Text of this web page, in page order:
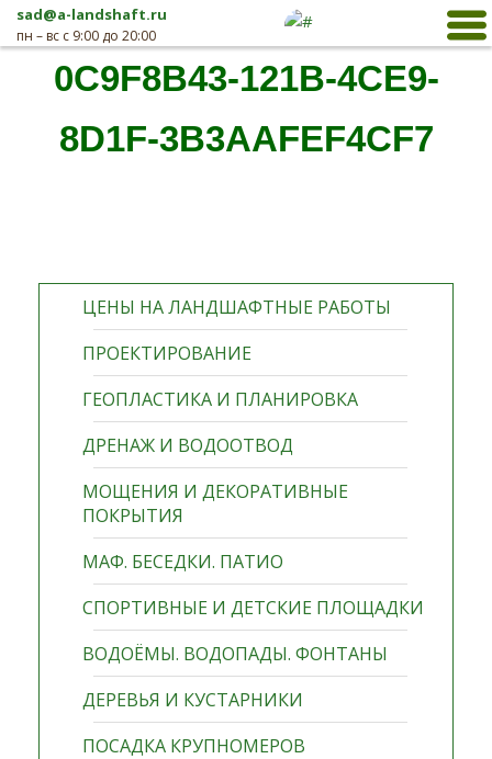
sad@a-landshaft.ru
пн – вс с 9:00 до 20:00
ЦЕНЫ НА ЛАНДШАФТНЫЕ РАБОТЫ
ПРОЕКТИРОВАНИЕ
ГЕОПЛАСТИКА И ПЛАНИРОВКА
ДРЕНАЖ И ВОДООТВОД
МОЩЕНИЯ И ДЕКОРАТИВНЫЕ
ПОКРЫТИЯ
МАФ. БЕСЕДКИ. ПАТИО
СПОРТИВНЫЕ И ДЕТСКИЕ ПЛОЩАДКИ
ВОДОЁМЫ. ВОДОПАДЫ. ФОНТАНЫ
ДЕРЕВЬЯ И КУСТАРНИКИ
ПОСАДКА КРУПНОМЕРОВ
0C9F8B43-121B-4CE9-
8D1F-3B3AAFEF4CF7